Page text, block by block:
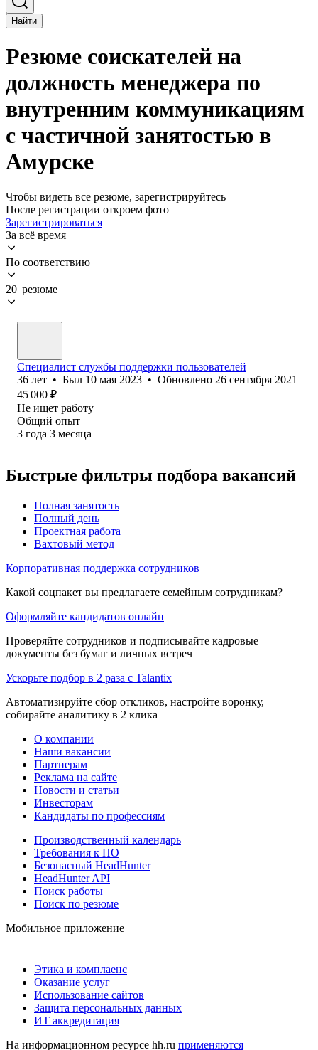
Найти
Резюме соискателей на
должность менеджера по
внутренним коммуникациям
с частичной занятостью в
Амурске
Чтобы видеть все резюме, зарегистрируйтесь
После регистрации откроем фото
Зарегистрироваться
За всё время
По соответствию
20 резюме
Специалист службы поддержки пользователей
36 лет • Был 10 мая 2023 • Обновлено 26 сентября 2021
45 000 ₽
Не ищет работу
Общий опыт
3 года 3 месяца
Быстрые фильтры подбора вакансий
Полная занятость
Полный день
Проектная работа
Вахтовый метод
Корпоративная поддержка сотрудников
Какой соцпакет вы предлагаете семейным сотрудникам?
Оформляйте кандидатов онлайн
Проверяйте сотрудников и подписывайте кадровые
документы без бумаг и личных встреч
Ускорьте подбор в 2 раза с Talantix
Автоматизируйте сбор откликов, настройте воронку,
собирайте аналитику в 2 клика
О компании
Наши вакансии
Партнерам
Реклама на сайте
Новости и статьи
Инвесторам
Кандидаты по профессиям
Производственный календарь
Требования к ПО
Безопасный HeadHunter
HeadHunter API
Поиск работы
Поиск по резюме
Мобильное приложение
Этика и комплаенс
Оказание услуг
Использование сайтов
Защита персональных данных
ИТ аккредитация
На информационном ресурсе hh.ru применяются